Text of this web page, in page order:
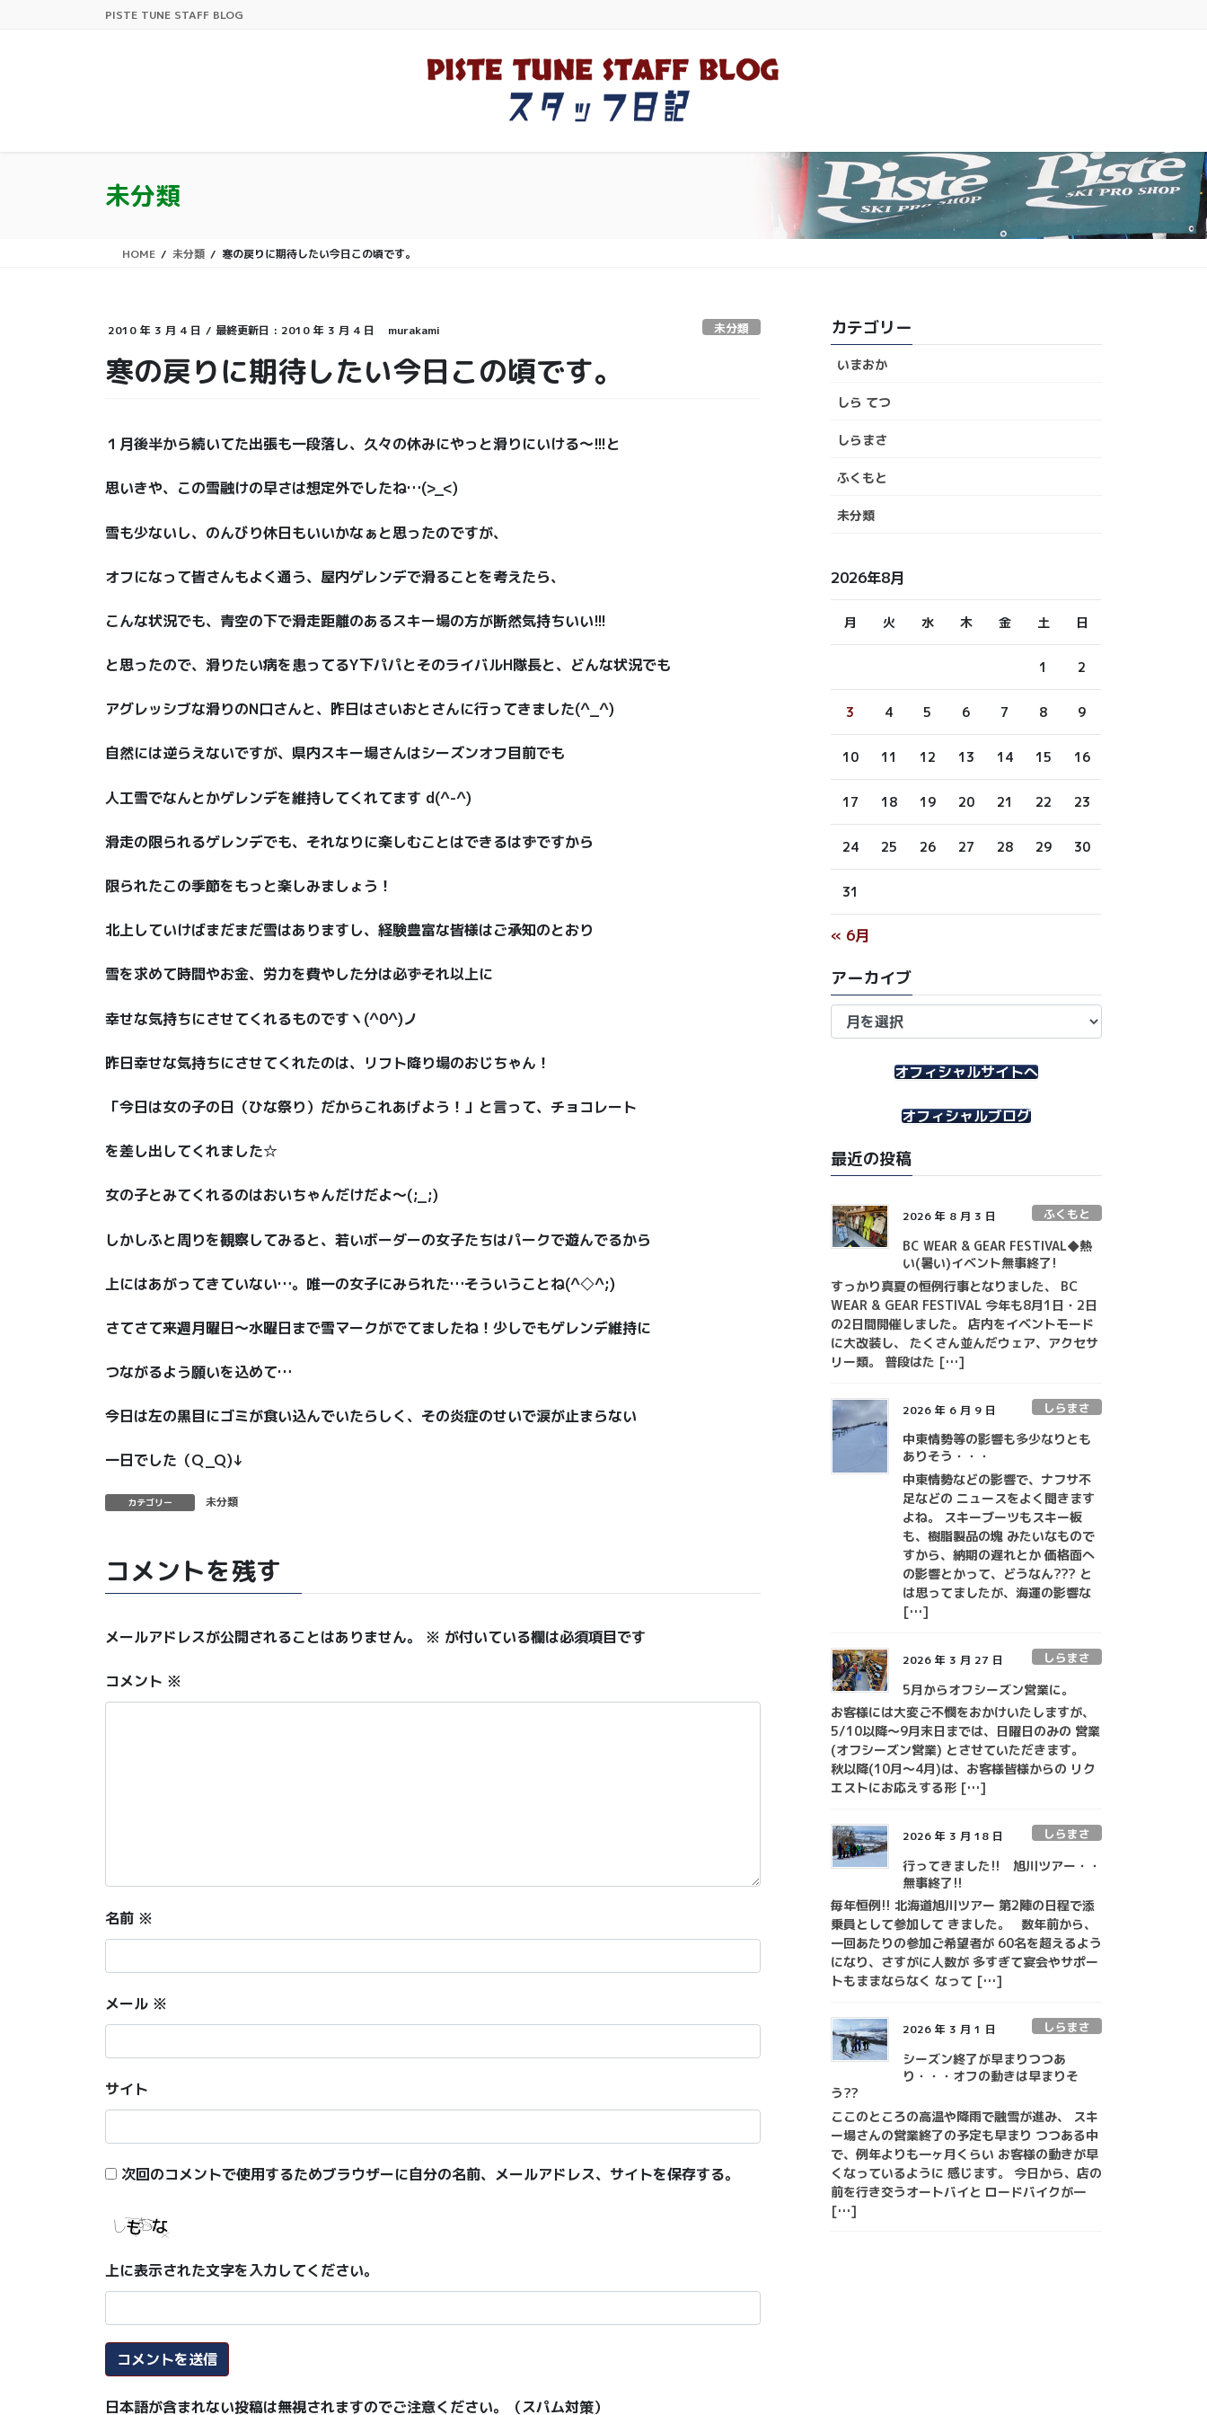
PISTE TUNE STAFF BLOG
未分類
HOME 未分類 寒の戻りに期待したい今日この頃です。
2010 年 3 月 4 日 / 最終更新日 : 2010 年 3 月 4 日 murakami 未分類
寒の戻りに期待したい今日この頃です。
１月後半から続いてた出張も一段落し、久々の休みにやっと滑りにいける〜!!!と
思いきや、この雪融けの早さは想定外でしたね…(>_<)
雪も少ないし、のんびり休日もいいかなぁと思ったのですが、
オフになって皆さんもよく通う、屋内ゲレンデで滑ることを考えたら、
こんな状況でも、青空の下で滑走距離のあるスキー場の方が断然気持ちいい!!!
と思ったので、滑りたい病を患ってるY下パパとそのライバルH隊長と、どんな状況でも
アグレッシブな滑りのN口さんと、昨日はさいおとさんに行ってきました(^_^)
自然には逆らえないですが、県内スキー場さんはシーズンオフ目前でも
人工雪でなんとかゲレンデを維持してくれてます d(^-^)
滑走の限られるゲレンデでも、それなりに楽しむことはできるはずですから
限られたこの季節をもっと楽しみましょう！
北上していけばまだまだ雪はありますし、経験豊富な皆様はご承知のとおり
雪を求めて時間やお金、労力を費やした分は必ずそれ以上に
幸せな気持ちにさせてくれるものですヽ(^0^)ノ
昨日幸せな気持ちにさせてくれたのは、リフト降り場のおじちゃん！
「今日は女の子の日（ひな祭り）だからこれあげよう！」と言って、チョコレート
を差し出してくれました☆
女の子とみてくれるのはおいちゃんだけだよ〜(;_;)
しかしふと周りを観察してみると、若いボーダーの女子たちはパークで遊んでるから
上にはあがってきていない…。唯一の女子にみられた…そういうことね(^◇^;)
さてさて来週月曜日〜水曜日まで雪マークがでてましたね！少しでもゲレンデ維持に
つながるよう願いを込めて…
今日は左の黒目にゴミが食い込んでいたらしく、その炎症のせいで涙が止まらない
一日でした（Q_Q)↓
カテゴリー 未分類
コメントを残す
メールアドレスが公開されることはありません。 ※ が付いている欄は必須項目です
コメント ※
名前 ※
メール ※
サイト
次回のコメントで使用するためブラウザーに自分の名前、メールアドレス、サイトを保存する。
上に表示された文字を入力してください。
日本語が含まれない投稿は無視されますのでご注意ください。（スパム対策）
カテゴリー
いまおか
しら てつ
しらまさ
ふくもと
未分類
2026年8月
月 火 水 木 金 土 日
1 2
3 4 5 6 7 8 9
10 11 12 13 14 15 16
17 18 19 20 21 22 23
24 25 26 27 28 29 30
31
« 6月
アーカイブ
ア
オフィシャルサイトへ
オフィシャルブログ
最近の投稿
2026 年 8 月 3 日 ふくもと
BC WEAR & GEAR FESTIVAL◆熱
い(暑い)イベント無事終了!
すっかり真夏の恒例行事となりました、 BC
WEAR & GEAR FESTIVAL 今年も8月1日・2日
の2日間開催しました。 店内をイベントモード
に大改装し、 たくさん並んだウェア、アクセサ
リー類。 普段はた […]
2026 年 6 月 9 日 しらまさ
中東情勢等の影響も多少なりとも
ありそう・・・
中東情勢などの影響で、ナフサ不
足などの ニュースをよく聞きます
よね。 スキーブーツもスキー板
も、樹脂製品の塊 みたいなもので
すから、納期の遅れとか 価格面へ
の影響とかって、どうなん??? と
は思ってましたが、海運の影響な
[…]
2026 年 3 月 27 日 しらまさ
5月からオフシーズン営業に。
お客様には大変ご不憫をおかけいたしますが、
5/10以降～9月末日までは、日曜日のみの 営業
(オフシーズン営業) とさせていただきます。
秋以降(10月～4月)は、お客様皆様からの リク
エストにお応えする形 […]
2026 年 3 月 18 日 しらまさ
行ってきました!! 旭川ツアー・・
無事終了!!
毎年恒例!! 北海道旭川ツアー 第2陣の日程で添
乗員として参加して きました。 数年前から、
一回あたりの参加ご希望者が 60名を超えるよう
になり、さすがに人数が 多すぎて宴会やサポー
トもままならなく なって […]
2026 年 3 月 1 日 しらまさ
シーズン終了が早まりつつあ
り・・・オフの動きは早まりそ
う??
ここのところの高温や降雨で融雪が進み、 スキ
ー場さんの営業終了の予定も早まり つつある中
で、例年よりも一ヶ月くらい お客様の動きが早
くなっているように 感じます。 今日から、店の
前を行き交うオートバイと ロードバイクが一
[…]